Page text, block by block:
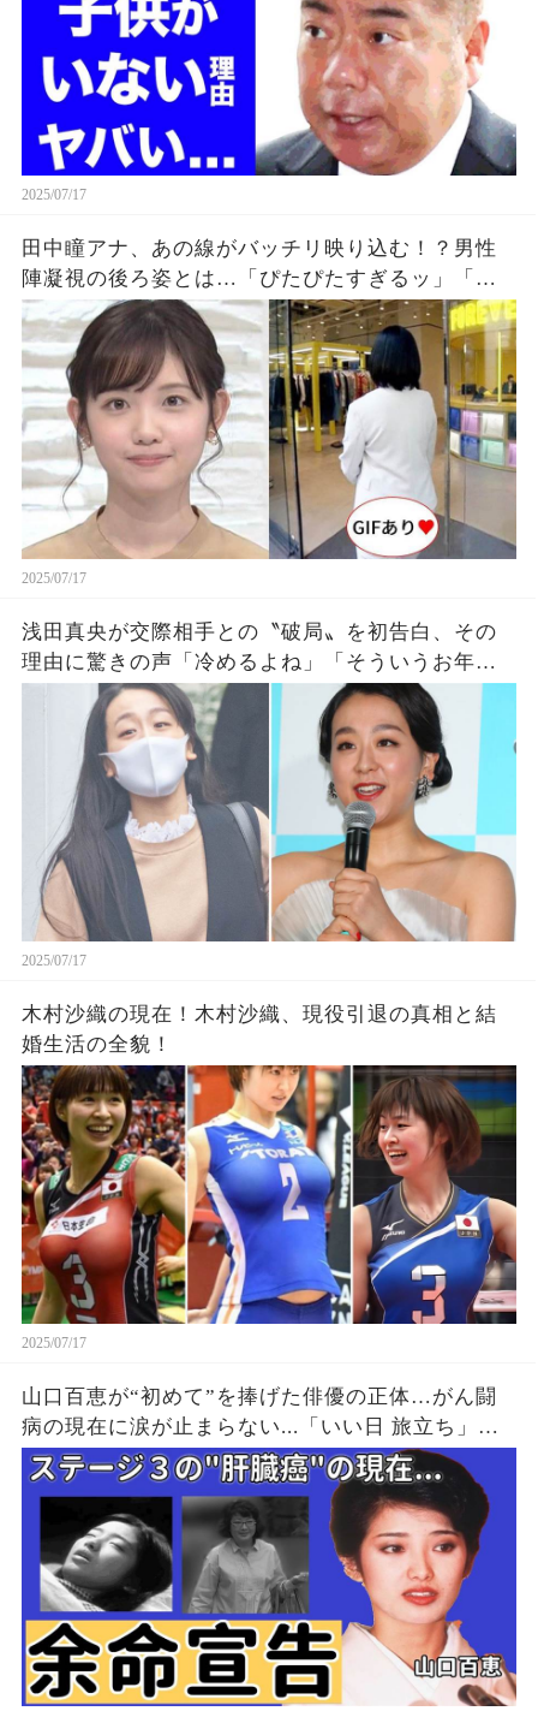
2025/07/17
田中瞳アナ、あの線がバッチリ映り込む！？男性
陣凝視の後ろ姿とは…「ぴたぴたすぎるッ」「思
わず凝視したわ」
2025/07/17
浅田真央が交際相手との〝破局〟を初告白、その
理由に驚きの声「冷めるよね」「そういうお年頃
だもんね」!
2025/07/17
木村沙織の現在！木村沙織、現役引退の真相と結
婚生活の全貌！
2025/07/17
山口百恵が“初めて”を捧げた俳優の正体…がん闘
病の現在に涙が止まらない...「いい日 旅立ち」で
も有名な元歌手の“一糸纏わぬ姿”での都倉俊一と
レッスンの実態に一同驚愕...！